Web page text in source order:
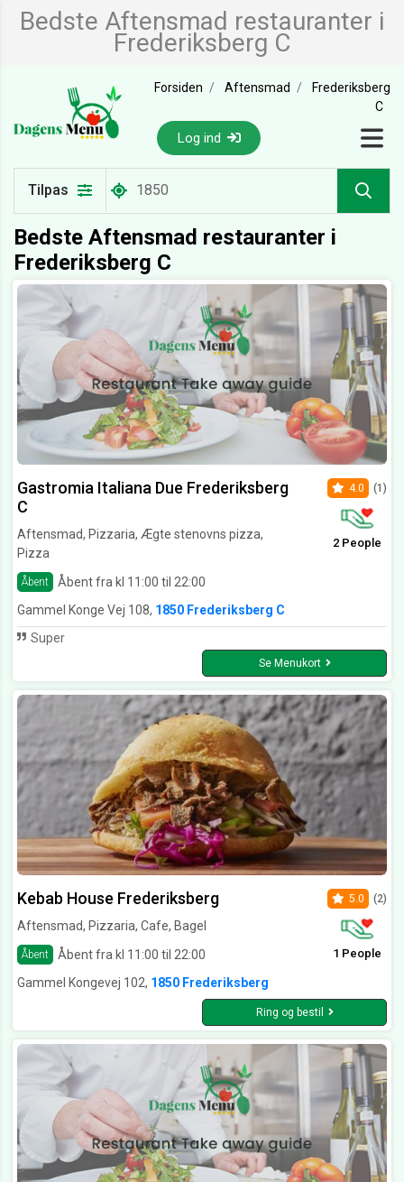
Bedste Aftensmad restauranter i
Frederiksberg C
Forsiden Aftensmad
Frederiksberg
C
Log ind
Tilpas
Bedste Aftensmad restauranter i
Frederiksberg C
Gastromia Italiana Due Frederiksberg
C
Aftensmad, Pizzaria, Ægte stenovns pizza,
Pizza
Åbent Åbent fra kl 11:00 til 22:00
4.0 (1)
2 People
Gammel Konge Vej 108, 1850 Frederiksberg C
Super
Se Menukort
Kebab House Frederiksberg
Aftensmad, Pizzaria, Cafe, Bagel
Åbent Åbent fra kl 11:00 til 22:00
5.0 (2)
1 People
Gammel Kongevej 102, 1850 Frederiksberg
Ring og bestil